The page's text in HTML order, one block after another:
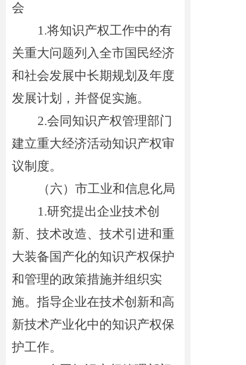
会
1.将知识产权工作中的有
关重大问题列入全市国民经济
和社会发展中长期规划及年度
发展计划，并督促实施。
2.会同知识产权管理部门
建立重大经济活动知识产权审
议制度。
（六）市工业和信息化局
1.研究提出企业技术创
新、技术改造、技术引进和重
大装备国产化的知识产权保护
和管理的政策措施并组织实
施。指导企业在技术创新和高
新技术产业化中的知识产权保
护工作。